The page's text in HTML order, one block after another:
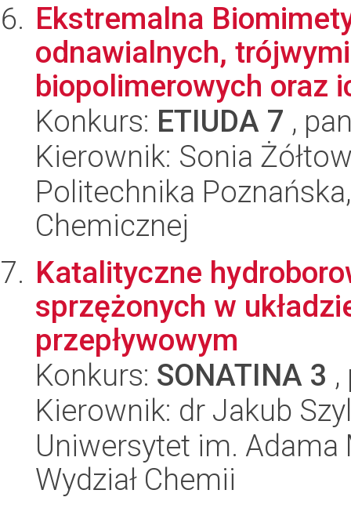
Ekstremalna
odnawialnych,
biopolimerowych oraz
Konkurs: ETIUDA 7 ,
Kierownik: Sonia
Politechnika
Chemicznej
Katalityczne
sprzężonych w
przepływowym
Konkurs: SONATINA 3
Kierownik: dr Jakub
Uniwersytet im.
Wydział Chemii